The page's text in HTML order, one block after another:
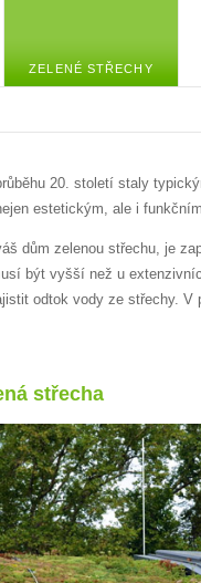
ZELENÉ STŘECHY
20. století staly
estetickým, ale i
dům zelenou střechu, je
být vyšší než u
odtok vody ze střechy.
střecha